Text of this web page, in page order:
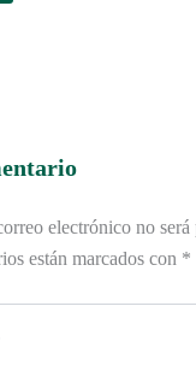
electrónico no será
están marcados con *